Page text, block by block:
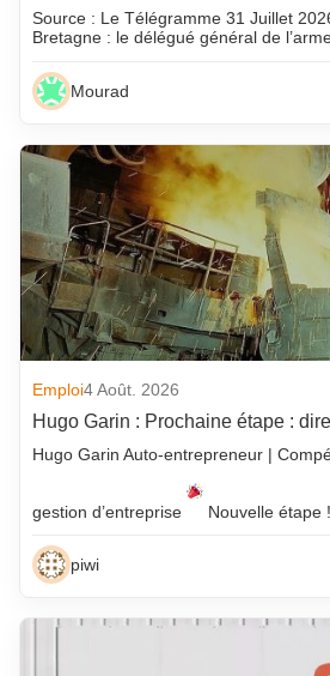
Source : Le Télégramme 31 Juillet
Bretagne : le délégué général de
Mourad
Emploi4 Août. 2026
Hugo Garin : Prochaine étape :
Hugo Garin Auto-entrepreneur |
gestion d’entreprise Nouvelle
piwi